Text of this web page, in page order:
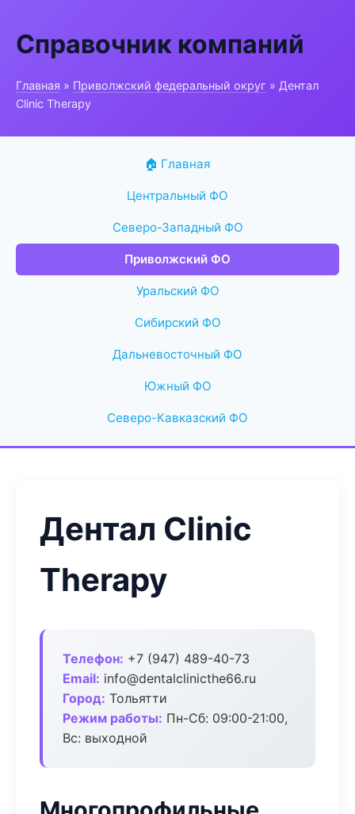
Справочник компаний
Главная » Приволжский федеральный округ » Дентал
Clinic Therapy
🏠 Главная
Центральный ФО
Северо-Западный ФО
Приволжский ФО
Уральский ФО
Сибирский ФО
Дальневосточный ФО
Южный ФО
Северо-Кавказский ФО
Дентал Clinic
Therapy
Телефон: +7 (947) 489-40-73
Email: info@dentalclinicthe66.ru
Город: Тольятти
Режим работы: Пн-Сб: 09:00-21:00,
Вс: выходной